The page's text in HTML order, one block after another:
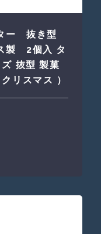
ー 抜き型
製 2個入 タ
抜型 製菓
リスマス ）